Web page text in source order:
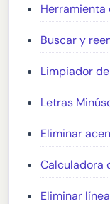
Herramienta
Buscar y
Limpiador
Letras
Eliminar
Calculadora
Eliminar